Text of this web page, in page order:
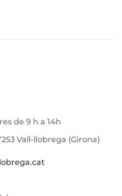
de 9 h a 14h
Vall-llobrega (Girona)